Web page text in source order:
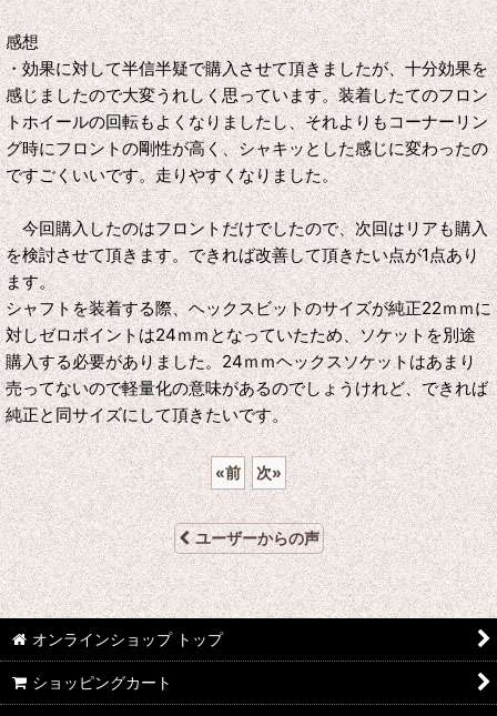
感想
・効果に対して半信半疑で購入させて頂きましたが、十分効果を
感じましたので大変うれしく思っています。装着したてのフロン
トホイールの回転もよくなりましたし、それよりもコーナーリン
グ時にフロントの剛性が高く、シャキッとした感じに変わったの
ですごくいいです。走りやすくなりました。
今回購入したのはフロントだけでしたので、次回はリアも購入
を検討させて頂きます。できれば改善して頂きたい点が1点あり
ます。
シャフトを装着する際、ヘックスビットのサイズが純正22ｍｍに
対しゼロポイントは24ｍｍとなっていたため、ソケットを別途
購入する必要がありました。24ｍｍヘックスソケットはあまり
売ってないので軽量化の意味があるのでしょうけれど、できれば
純正と同サイズにして頂きたいです。
«前 次»
ユーザーからの声
オンラインショップ トップ
ショッピングカート